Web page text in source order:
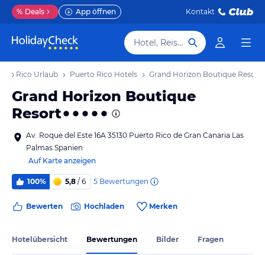
% Deals App öffnen Kontakt
Hotel, Reiseziel
Rico Urlaub Puerto Rico Hotels Grand Horizon Boutique Resort
Grand Horizon Boutique
Resort
Av. Roque del Este 16A 35130 Puerto Rico de Gran Canaria Las
Palmas Spanien
Auf Karte anzeigen
100% 5,8 / 6 5 Bewertungen
Bewerten Hochladen Merken
Hotelübersicht Bewertungen Bilder Fragen